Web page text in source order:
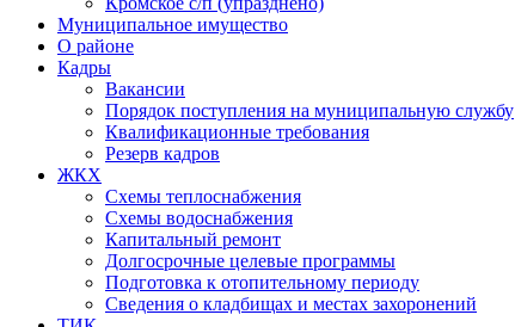
Муниципальное имущество
О районе
Кадры
Вакансии
Порядок поступления на муниципальную службу
Квалификационные требования
Резерв кадров
ЖКХ
Схемы теплоснабжения
Схемы водоснабжения
Капитальный ремонт
Долгосрочные целевые программы
Подготовка к отопительному периоду
Сведения о кладбищах и местах захоронений